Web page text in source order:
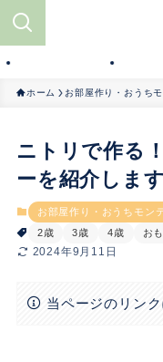
子育てアイテム お
ホーム お部屋作り・おうち
ニトリで作る
ーを紹介します
お部屋作り・おうちモン
2歳
3歳 4歳 お
2024年9月11日
当ページのリン